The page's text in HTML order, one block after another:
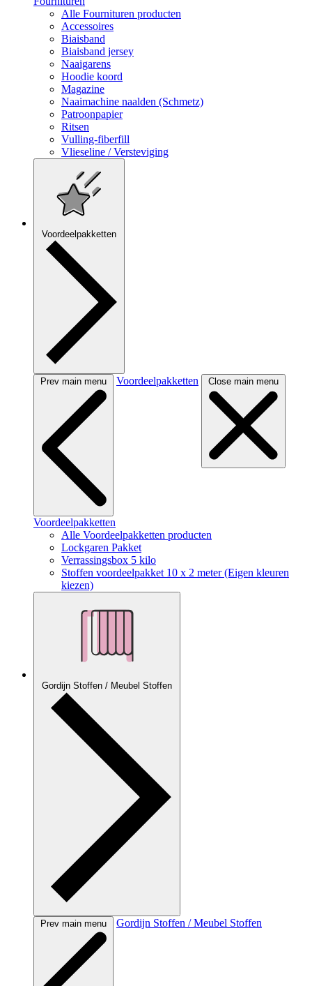
Alle Fournituren producten
Accessoires
Biaisband
Biaisband jersey
Naaigarens
Hoodie koord
Magazine
Naaimachine naalden (Schmetz)
Patroonpapier
Ritsen
Vulling-fiberfill
Vlieseline / Versteviging
Voordeelpakketten
Prev main menu Voordeelpakketten Close main menu
Voordeelpakketten
Alle Voordeelpakketten producten
Lockgaren Pakket
Verrassingsbox 5 kilo
Stoffen voordeelpakket 10 x 2 meter (Eigen kleuren
kiezen)
Gordijn Stoffen / Meubel Stoffen
Prev main menu Gordijn Stoffen / Meubel Stoffen